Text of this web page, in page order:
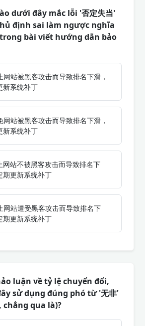
dưới đây mắc lỗi '否定失当'
định sai làm ngược nghĩa
bài viết hướng dẫn bảo
网站被黑客攻击而导致排名下滑，
新系统补丁
网站被黑客攻击而导致排名下滑，
新系统补丁
网站不被黑客攻击而导致排名下
期更新系统补丁
网站遭受黑客攻击而导致排名下
期更新系统补丁
luận về tỷ lệ chuyển đổi,
sử dụng đúng phó từ '无非'
qua là)?